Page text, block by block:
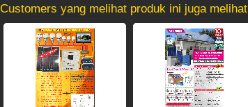
Customers yang melihat produk ini juga melihat